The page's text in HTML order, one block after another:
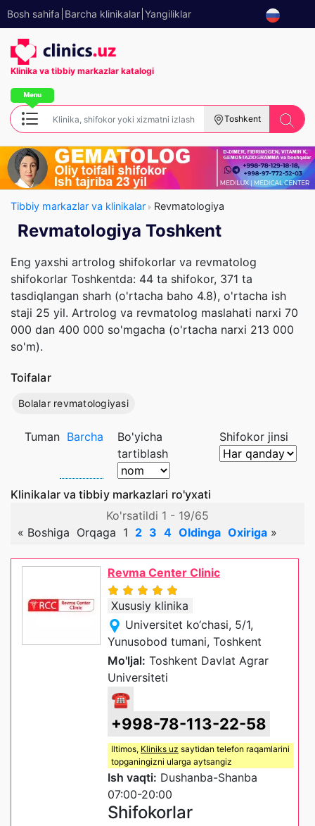
Bosh sahifa Barcha klinikalar Yangiliklar
Klinika va tibbiy markazlar katalogi
Toshkent
Tibbiy markazlar va klinikalar Revmatologiya
Revmatologiya Toshkent
Eng yaxshi artrolog shifokorlar va revmatolog
shifokorlar Toshkentda: 44 ta shifokor, 371 ta
tasdiqlangan sharh (o'rtacha baho 4.8), o'rtacha ish
staji 25 yil. Artrolog va revmatolog maslahati narxi 70
000 dan 400 000 so'mgacha (o'rtacha narxi 213 000
so'm).
Toifalar
Bolalar revmatologiyasi
Tuman Barcha
Bo'yicha
tartiblash
Shifokor jinsi
Klinikalar va tibbiy markazlari ro'yxati
Ko'rsatildi 1 - 19/65
« Boshiga Orqaga 1 2 3 4 Oldinga Oxiriga »
Revma Center Clinic
Xususiy klinika
Universitet ko‘chasi, 5/1,
Yunusobod tumani, Toshkent
Mo'ljal: Toshkent Davlat Agrar
Universiteti
☎
+998-78-113-22-58
Iltimos, Kliniks uz saytidan telefon raqamlarini
topganingizni ularga aytsangiz
Ish vaqti: Dushanba-Shanba
07:00-20:00
Shifokorlar